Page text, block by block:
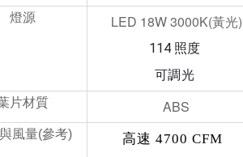
燈源 LED 18W 3000K(黃光)
114 照度
可調光
片材質 ABS
風量(參考)
高速 4700 CFM